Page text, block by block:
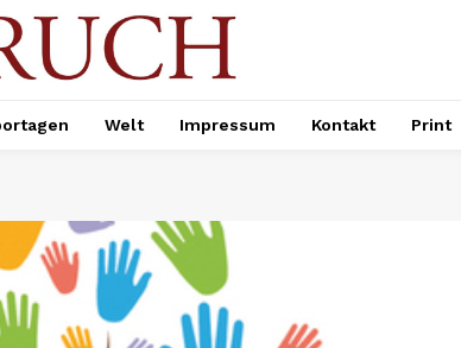
Welt Impressum Kontakt Print